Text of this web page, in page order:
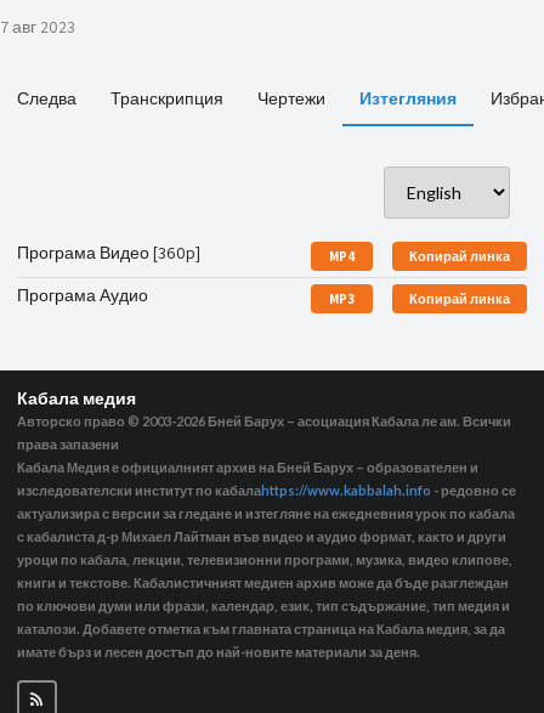
7 авг 2023
Следва Транскрипция Чертежи Изтегляния
Програма Видео [360p] MP4 Копирай линка
Програма Аудио MP3 Копирай линка
Кабала медия
Авторско право © 2003-2026 Бней Барух – асоциация Кабала ле ам. Всички
права запазени
Кабала Медия е официалният архив на Бней Барух – образователен и
изследователски институт по кабалаhttps://www.kabbalah.info - редовно се
актуализира с версии за гледане и изтегляне на ежедневния урок по кабала
с кабалиста д-р Михаел Лайтман във видео и аудио формат, както и други
уроци по кабала, лекции, телевизионни програми, музика, видео клипове,
книги и текстове. Кабалистичният медиен архив може да бъде разглеждан
по ключови думи или фрази, календар, език, тип съдържание, тип медия и
каталози. Добавете отметка към главната страница на Кабала медия, за да
имате бърз и лесен достъп до най-новите материали за деня.